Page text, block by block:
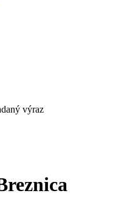
výraz